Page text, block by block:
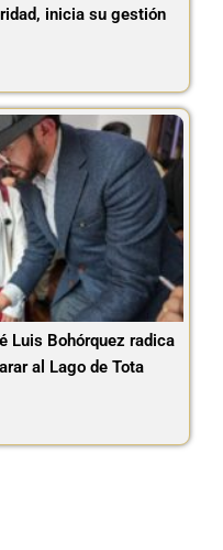
inicia su gestión
Luis Bohórquez radica
al Lago de Tota